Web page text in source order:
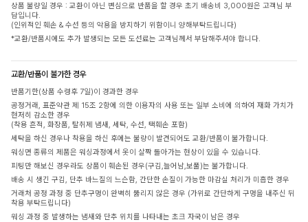
상품 불량일 경우 : 교환이 아닌 변심으로 반품을 할 경우 초기 배송비 3,000원은 고객님 부
담입니다.
(인위적인 훼손 & 수선 등의 악용을 방지하기 위함이니 양해부탁드립니다)
*교환/반품시에도 추가 발생되는 모든 도선료는 고객님께서 부담해주셔야 합니다.
교환/반품이 불가한 경우
반품기한(상품 수령후 7일)이 경과한 경우
공정거래, 표준약관 제 15조 2항에 의한 이용자의 사용 또는 일부 소비에 의하여 재화 가치가
현저히 감소한 경우
(착용 흔적, 화장품, 탈취제 냄새, 세탁, 수선, 택훼손 포함)
세탁을 하신 경우나 착용을 하신 후에는 불량이 발견되어도 교환/반품이 불가합니다.
워싱면 종류의 제품은 워싱과정에서 옷이 살짝 돌아가는 현상이 있을 수 있습니다.
피팅만 해보신 경우라도 상품이 훼손된 경우(구김,늘어남,보풀)는 불가합니다.
배송 시 생긴 구김, 단추 바느질의 느슨함, 간단한 손질이 가능한 마감실 처리가 미흡한 경우
거래처 공정 과정 중 단추구멍이 완벽히 뚫리지 않은 경우 (가위로 간단하게 구멍을 내주신 뒤
착용 부탁드립니다)
워싱 과정 중 발생하는 냄새와 단추 위치를 나타내는 초크 자국이 남은 경우